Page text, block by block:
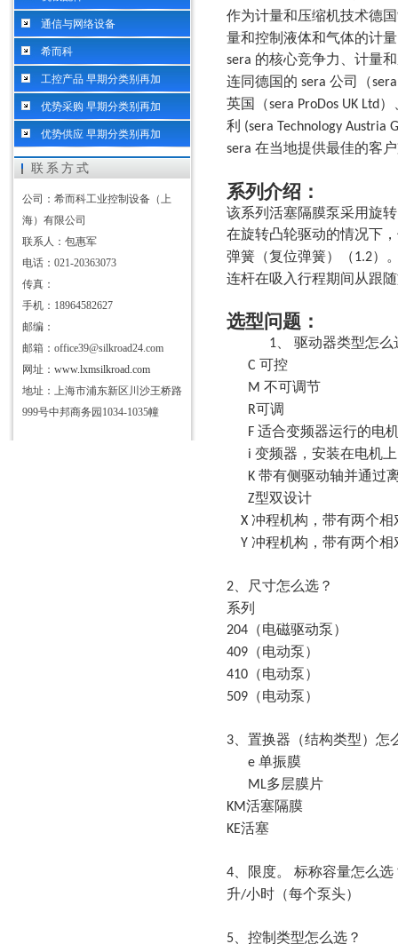
通信与网络设备
希而科
工控产品 早期分类别再加
优势采购 早期分类别再加
优势供应 早期分类别再加
联系方式
公司：希而科工业控制设备（上
海）有限公司
联系人：包惠军
电话：021-20363073
传真：
手机：18964582627
邮编：
邮箱：office39@silkroad24.com
网址： www.lxmsilkroad.com
地址：上海市浦东新区川沙王桥路
999号中邦商务园1034-1035幢
作为计量和压缩机技术德
量和控制液体和气体的计
sera 的核心竞争力、计量
连同德国的 sera 公司（
英国（sera ProDos UK Ltd ）
利 (sera Technology Austria
sera 在当地提供最佳的客
系列介绍：
该系列活塞隔膜泵采用旋
在旋转凸轮驱动的情况下
弹簧（复位弹簧）（1.2）
连杆在吸入行程期间从跟
选型问题：
1、 驱动器类型怎么
C 可控
M 不可调节
R可调
F 适合变频器运行的电
i 变频器，安装在电机上
K 带有侧驱动轴并通过
Z型双设计
X 冲程机构，带有两个
Y 冲程机构，带有两个相
2 、尺寸怎么选？
系列
204 （电磁驱动泵）
409 （电动泵）
410 （电动泵）
509 （电动泵）
3 、置换器（结构类型）怎
e 单振膜
ML多层膜片
KM活塞隔膜
KE活塞
4 、限度。 标称容量怎么选
升/小时（每个泵头）
5 、控制类型怎么选？